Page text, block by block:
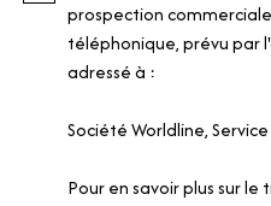
prospection
téléphonique, prévu par
adressé à :
Société Worldline, Service
Pour en savoir plus sur